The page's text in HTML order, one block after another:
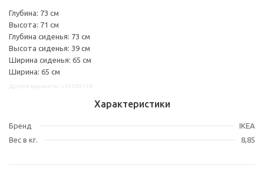
Глубина: 73 см
Высота: 71 см
Глубина сиденья: 73 см
Высота сиденья: 39 см
Ширина сиденья: 65 см
Ширина: 65 см
Характеристики
Бренд
IKEA
Вес в кг.
8,85